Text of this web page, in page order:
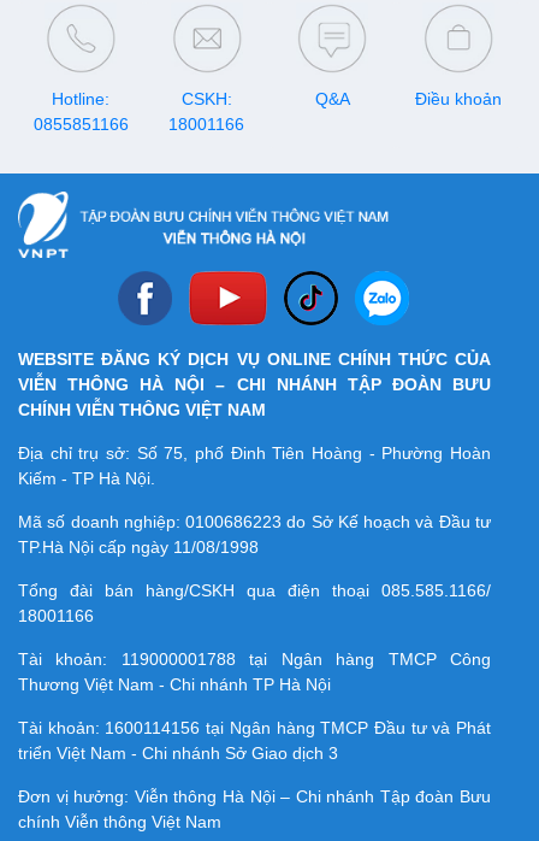
Hotline:
0855851166
CSKH:
18001166
Q&A Điều khoản
WEBSITE ĐĂNG KÝ DỊCH VỤ ONLINE CHÍNH THỨC CỦA
VIỄN THÔNG HÀ NỘI – CHI NHÁNH TẬP ĐOÀN BƯU
CHÍNH VIỄN THÔNG VIỆT NAM
Địa chỉ trụ sở: Số 75, phố Đinh Tiên Hoàng - Phường Hoàn
Kiếm - TP Hà Nội.
Mã số doanh nghiệp:0100686223 do Sở Kế hoạch và Đầu tư
TP.Hà Nội cấp ngày 11/08/1998
Tổng đài bán hàng/CSKH qua điện thoại 085.585.1166/
18001166
Tài khoản: 119000001788 tại Ngân hàng TMCP Công
Thương Việt Nam - Chi nhánh TP Hà Nội
Tài khoản: 1600114156 tại Ngân hàng TMCP Ðầu tư và Phát
triển Việt Nam - Chi nhánh Sở Giao dịch 3
Đơn vị hưởng: Viễn thông Hà Nội – Chi nhánh Tập đoàn Bưu
chính Viễn thông Việt Nam